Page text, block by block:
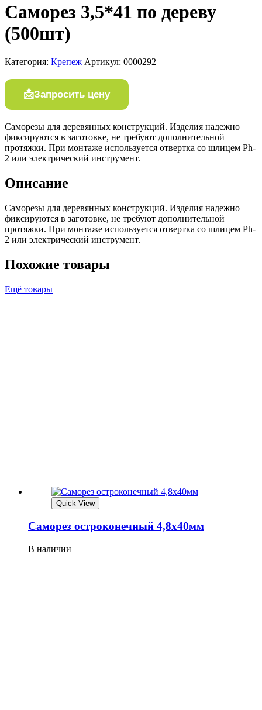
Саморез 3,5*41 по дереву
(500шт)
Категория: Крепеж Артикул: 0000292
Запросить цену
Саморезы для деревянных конструкций. Изделия надежно
фиксируются в заготовке, не требуют дополнительной
протяжки. При монтаже используется отвертка со шлицем Ph-
2 или электрический инструмент.
Описание
Саморезы для деревянных конструкций. Изделия надежно
фиксируются в заготовке, не требуют дополнительной
протяжки. При монтаже используется отвертка со шлицем Ph-
2 или электрический инструмент.
Похожие товары
Ещё товары
Quick View
Саморез остроконечный 4,8х40мм
В наличии